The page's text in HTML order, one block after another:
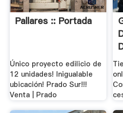
Pallares :: Portada
Único proyecto edilicio de
12 unidades! Inigualable
ubicación! Prado Sur!!!
Venta | Prado